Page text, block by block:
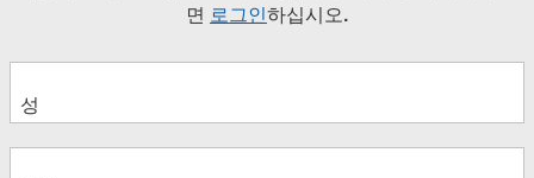
면 로그인하십시오.